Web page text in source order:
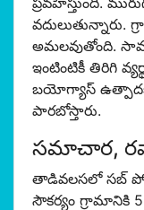
వదులుతున్నారు.
అమలవుతోంది.
ఇంటింటికీ తిరిగి
బయోగ్యాస్ ఉత్పాదక
పారబోస్తారు.
సమాచార,
తాడివలసలో సబ్
సౌకర్యం గ్రామానికి